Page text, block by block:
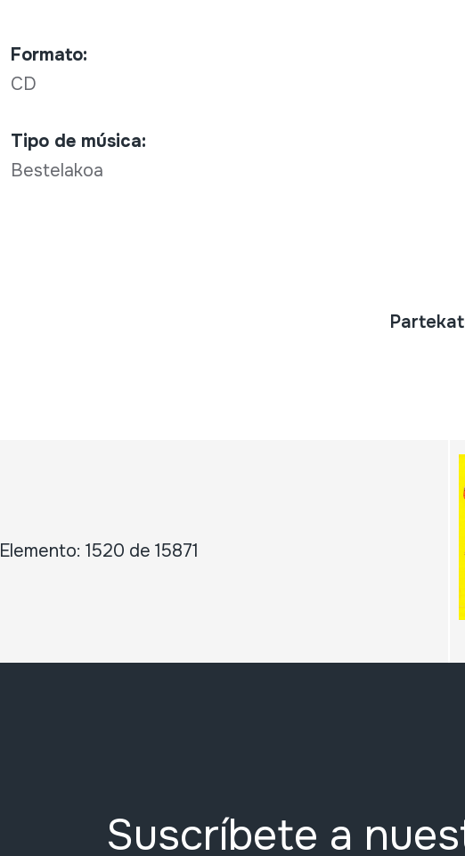
Formato:
CD
Tipo de música:
Bestelakoa
Elemento: 1520 de 15871
Suscríbete a